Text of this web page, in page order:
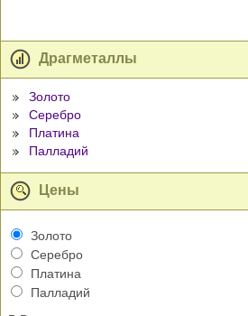
Драгметаллы
Золото
Серебро
Платина
Палладий
Цены
Золото
Серебро
Платина
Палладий